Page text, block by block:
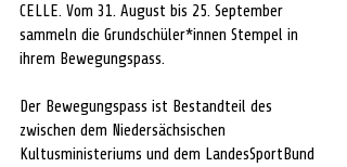
CELLE. Vom 31. August bis 25. September
sammeln die Grundschüler*innen Stempel in
ihrem Bewegungspass.
Der Bewegungspass ist Bestandteil des
zwischen dem Niedersächsischen
Kultusministeriums und dem LandesSportBund